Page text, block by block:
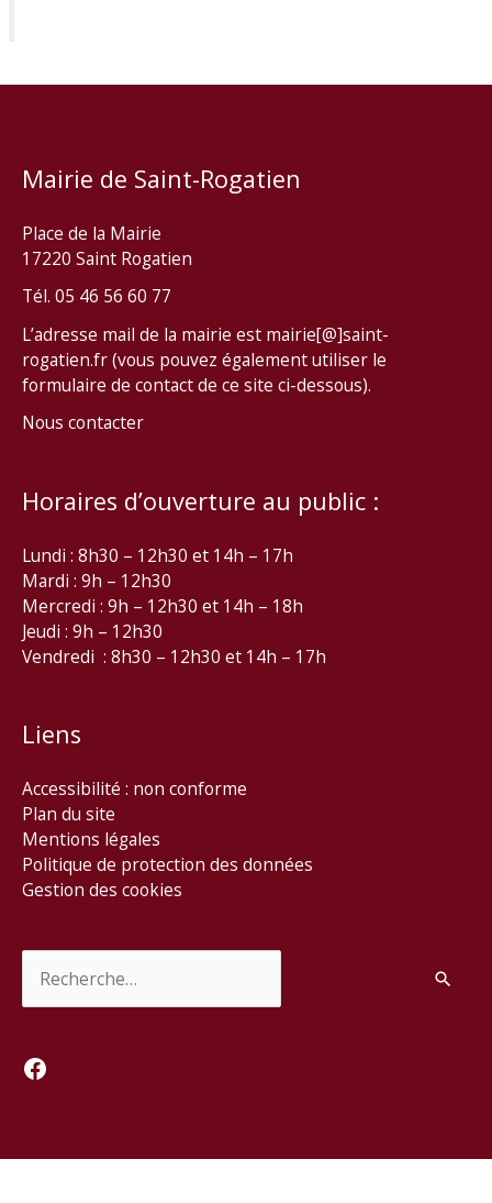
Mairie de Saint-Rogatien
Place de la Mairie
17220 Saint Rogatien
Tél. 05 46 56 60 77
L’adresse mail de la mairie est mairie[@]saint-
rogatien.fr (vous pouvez également utiliser le
formulaire de contact de ce site ci-dessous).
Nous contacter
Horaires d’ouverture au public :
Lundi : 8h30 – 12h30 et 14h – 17h
Mardi : 9h – 12h30
Mercredi : 9h – 12h30 et 14h – 18h
Jeudi : 9h – 12h30
Vendredi : 8h30 – 12h30 et 14h – 17h
Liens
Accessibilité : non conforme
Plan du site
Mentions légales
Politique de protection des données
Gestion des cookies
Facebook